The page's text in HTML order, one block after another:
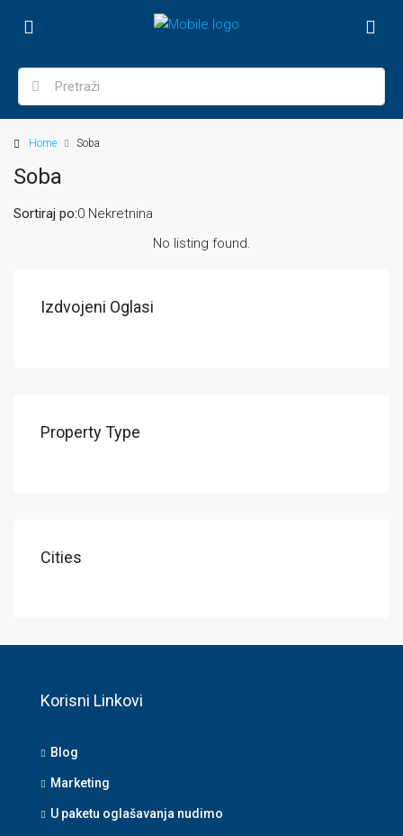
Home Soba
Soba
0 Nekretnina
Sortiraj po:
No listing found.
Izdvojeni Oglasi
Property Type
Cities
Korisni Linkovi
Blog
Marketing
U paketu oglašavanja nudimo